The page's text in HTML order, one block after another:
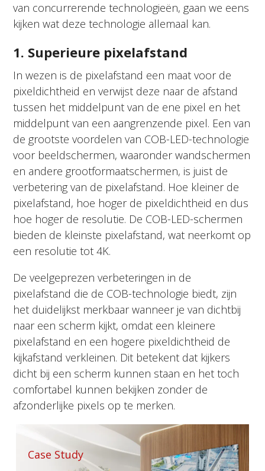
van concurrerende technologieën, gaan we eens
kijken wat deze technologie allemaal kan.
1. Superieure pixelafstand
In wezen is de pixelafstand een maat voor de
pixeldichtheid en verwijst deze naar de afstand
tussen het middelpunt van de ene pixel en het
middelpunt van een aangrenzende pixel. Een van
de grootste voordelen van COB-LED-technologie
voor beeldschermen, waaronder wandschermen
en andere grootformaatschermen, is juist de
verbetering van de pixelafstand. Hoe kleiner de
pixelafstand, hoe hoger de pixeldichtheid en dus
hoe hoger de resolutie. De COB-LED-schermen
bieden de kleinste pixelafstand, wat neerkomt op
een resolutie tot 4K.
De veelgeprezen verbeteringen in de
pixelafstand die de COB-technologie biedt, zijn
het duidelijkst merkbaar wanneer je van dichtbij
naar een scherm kijkt, omdat een kleinere
pixelafstand en een hogere pixeldichtheid de
kijkafstand verkleinen. Dit betekent dat kijkers
dicht bij een scherm kunnen staan en het toch
comfortabel kunnen bekijken zonder de
afzonderlijke pixels op te merken.
Case Study